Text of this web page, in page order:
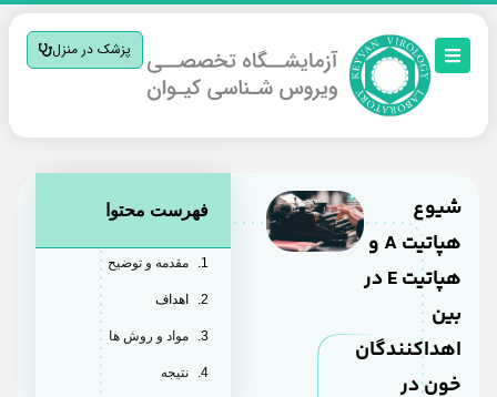
پزشک در منزل
شیوع
هپاتیت A و
هپاتیت E در
اهداکنندگان
خون در
فهرست محتوا
مقدمه و توضیح
اهداف
مواد و روش ها
نتیجه